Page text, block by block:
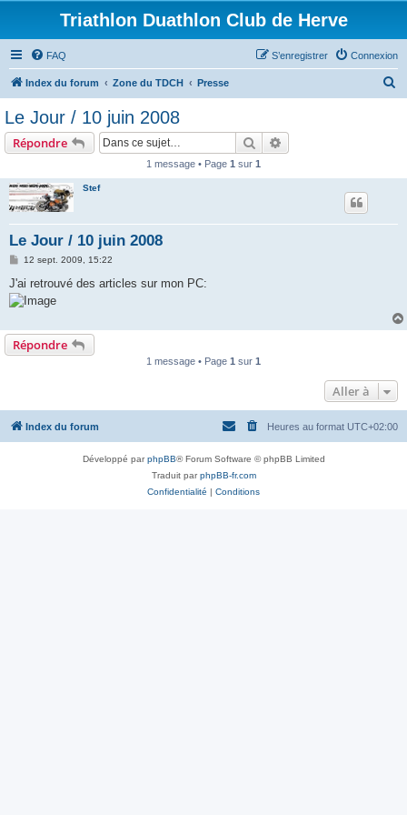
Triathlon Duathlon Club de Herve
FAQ Connexion
S’enregistrer
Index du forum Zone du TDCH Presse
Le Jour / 10 juin 2008
Répondre Rechercher
1 message • Page 1 sur 1
Stef
Le Jour / 10 juin 2008
M
s
s
a
12 sept. 2009, 15:22
J'ai retrouvé des articles sur mon PC:
Répondre
1 message • Page 1 sur 1
Aller à
Index du forum Heures au format UTC+02:00
Développé parphpBB® Forum Software © phpBB Limited
Traduit parphpBB-fr.com
Confidentialité | Conditions